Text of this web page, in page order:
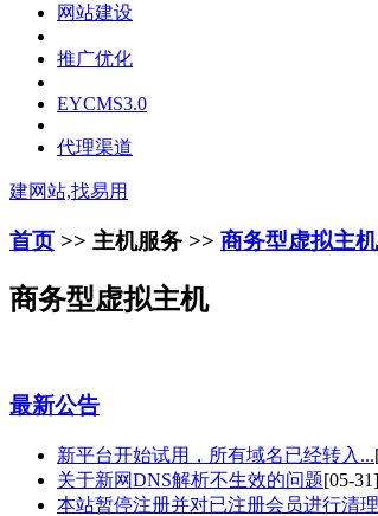
网站建设
推广优化
EYCMS3.0
代理渠道
建网站,找易用
首页 >> 主机服务 >> 商务型虚拟主机
商务型虚拟主机
最新公告
新平台开始试用，所有域名已经转入...
关于新网DNS解析不生效的问题[05-31]
本站暂停注册并对已注册会员进行清理